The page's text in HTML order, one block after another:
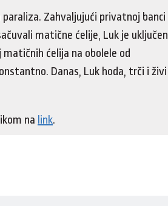
Zahvaljujući privatnoj banci
matične ćelije, Luk je uključen
ćelija na obolele od
Danas, Luk hoda, trči i živi
na link.